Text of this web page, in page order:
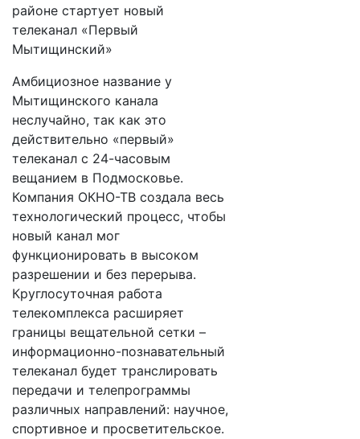
районе стартует новый
телеканал «Первый
Мытищинский»
Амбициозное название у
Мытищинского канала
неслучайно, так как это
действительно «первый»
телеканал с 24-часовым
вещанием в Подмосковье.
Компания ОКНО-ТВ создала весь
технологический процесс, чтобы
новый канал мог
функционировать в высоком
разрешении и без перерыва.
Круглосуточная работа
телекомплекса расширяет
границы вещательной сетки –
информационно-познавательный
телеканал будет транслировать
передачи и телепрограммы
различных направлений: научное,
спортивное и просветительское.